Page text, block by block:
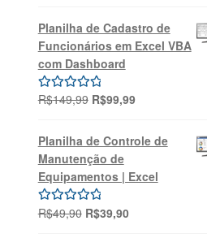
original
era:
R$69,99.
é:
R$39,99.
Planilha de Cadastro de
Funcionários em Excel VBA
com Dashboard
Avaliação
R$149,99 O
original
era:
R$149,99.
R$99,99O
atual
é:
R$99,99.
Planilha de Controle de
Manutenção de
Equipamentos | Excel
Avaliação
R$49,90 O
R$39,90O